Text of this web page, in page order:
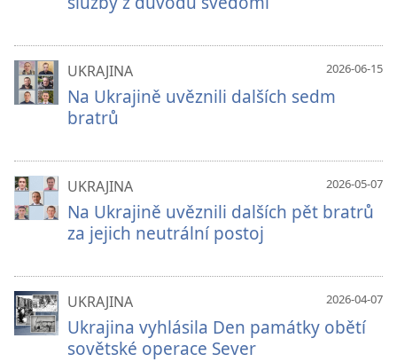
2026-06-15
UKRAJINA
Na Ukrajině uvěznili dalších sedm
bratrů
2026-05-07
UKRAJINA
Na Ukrajině uvěznili dalších pět bratrů
za jejich neutrální postoj
2026-04-07
UKRAJINA
Ukrajina vyhlásila Den památky obětí
sovětské operace Sever